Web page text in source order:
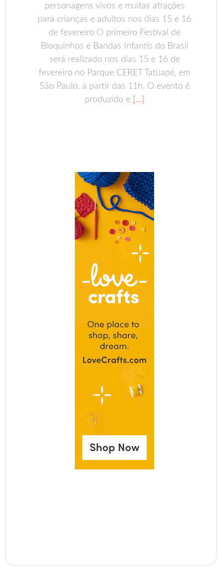
personagens vivos e muitas atrações
para crianças e adultos nos dias 15 e 16
de fevereiro O primeiro Festival de
Bloquinhos e Bandas Infantis do Brasil
será realizado nos dias 15 e 16 de
fevereiro no Parque CERET Tatuapé, em
São Paulo, a partir das 11h. O evento é
produzido e […]